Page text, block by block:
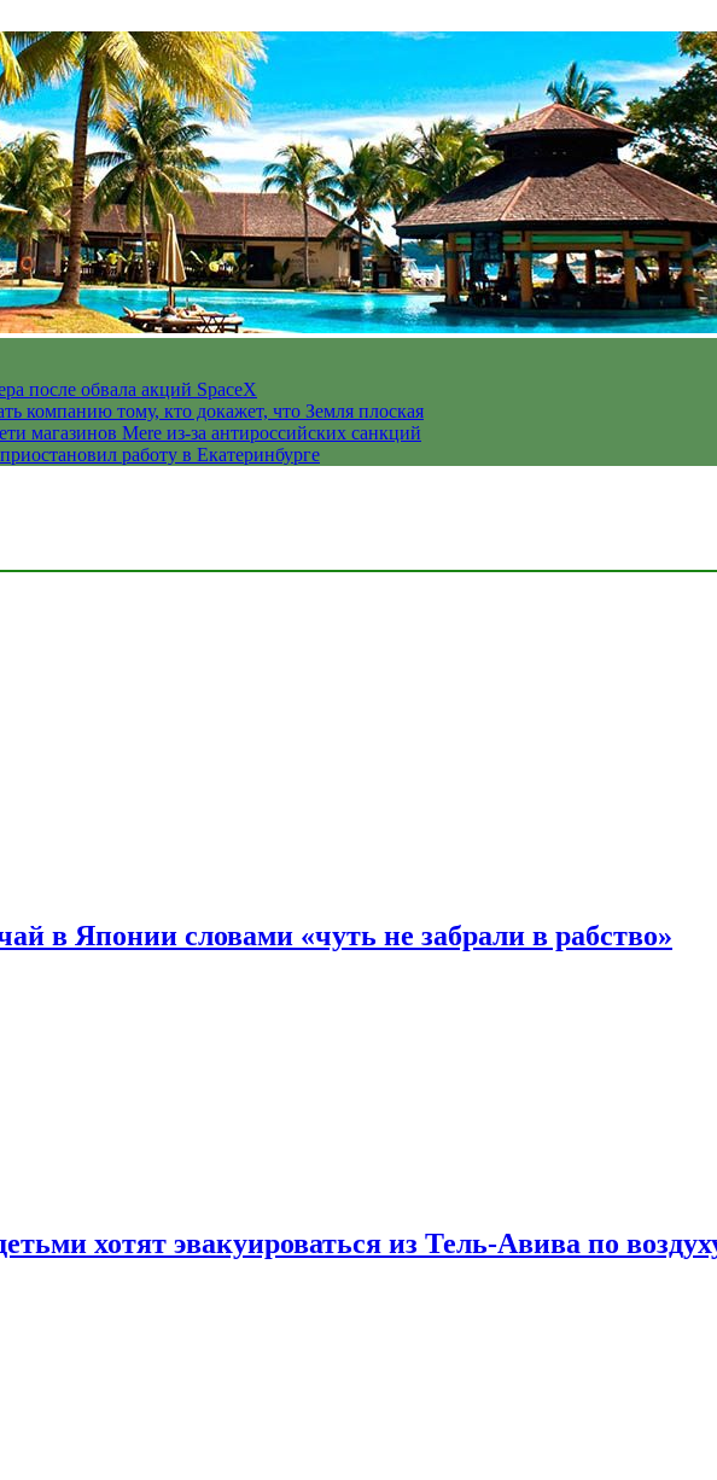
после обвала акций SpaceX
компанию тому, кто докажет, что Земля плоская
магазинов Mere из-за антироссийских санкций
работу в Екатеринбурге
в Японии словами «чуть не забрали в рабство»
хотят эвакуироваться из Тель-Авива по